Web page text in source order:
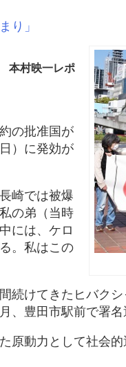
り」
村映一レポ
の批准国が
）に発効が
崎では被爆
の弟（当時
には、ケロ
。私はこの
けてきたヒバク
豊田市駅前で署
動力として社会的